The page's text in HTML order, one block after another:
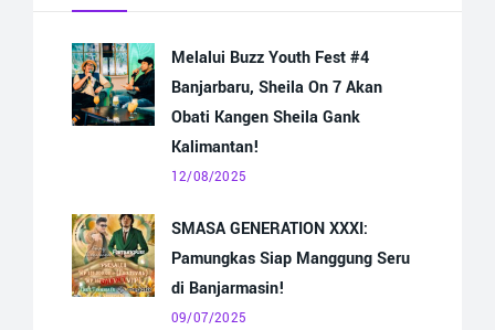
Melalui Buzz Youth Fest #4
Banjarbaru, Sheila On 7 Akan
Obati Kangen Sheila Gank
Kalimantan!
12/08/2025
SMASA GENERATION XXXI:
Pamungkas Siap Manggung Seru
di Banjarmasin!
09/07/2025